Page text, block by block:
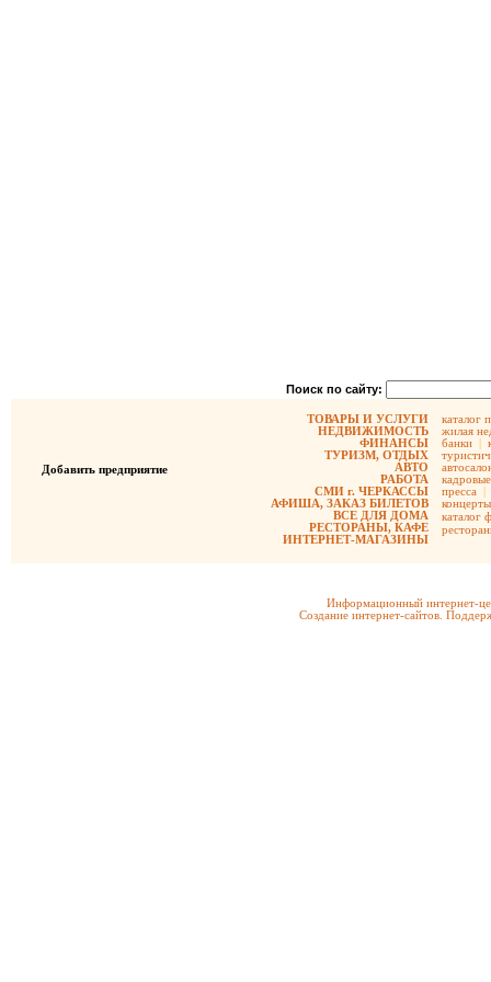
Поиск по сайту:
Добавить предприятие
ТОВАРЫ И УСЛУГИ
НЕДВИЖИМОСТЬ
ФИНАНСЫ
ТУРИЗМ, ОТДЫХ
АВТО
РАБОТА
СМИ г. ЧЕРКАССЫ
АФИША, ЗАКАЗ БИЛЕТОВ
ВСЕ ДЛЯ ДОМА
РЕСТОРАНЫ, КАФЕ
ИНТЕРНЕТ-МАГАЗИНЫ
каталог
жилая
банки |
пресса |
концерты
каталог
Информационный интернет-
Создание интернет-сайтов.